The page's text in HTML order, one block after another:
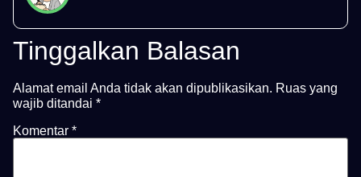
Tinggalkan Balasan
Alamat email Anda tidak akan dipublikasikan. Ruas yang
wajib ditandai *
Komentar *